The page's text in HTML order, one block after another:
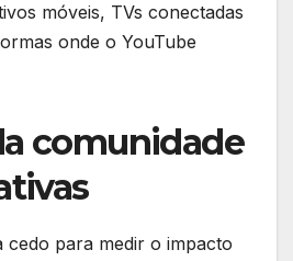
móveis, TVs conectadas
onde o YouTube
comunidade
cedo para medir o impacto